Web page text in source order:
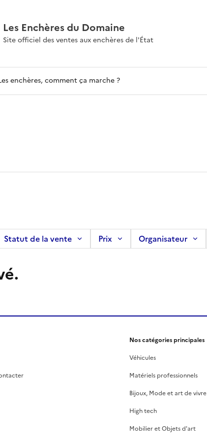
Les Enchères du Domaine
Site officiel des ventes aux enchères de l'État
enchères, comment ça marche ?
Statut de la vente Prix Organisateur
Nos catégories principales
Véhicules
Matériels professionnels
Bijoux, Mode et art de vivre
High tech
Mobilier et Objets d'art